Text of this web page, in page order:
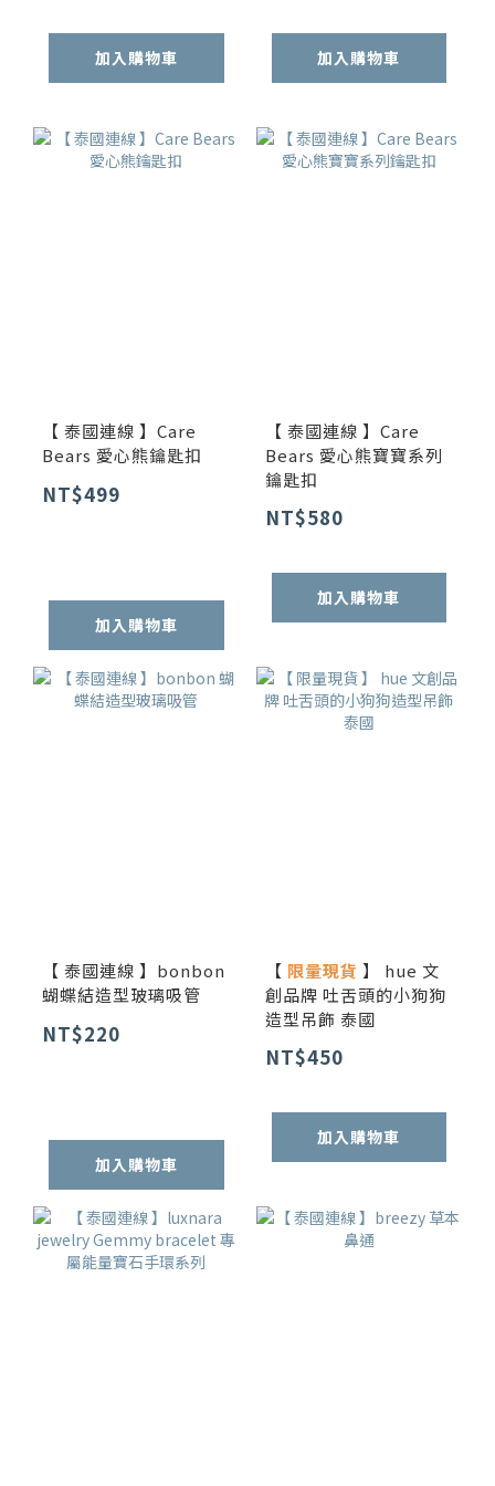
加入購物車 加入購物車
【 泰國連線 】Care
Bears 愛心熊鑰匙扣
NT$499
加入購物車
【 泰國連線 】Care
Bears 愛心熊寶寶系列
鑰匙扣
NT$580
加入購物車
【 泰國連線 】bonbon
蝴蝶結造型玻璃吸管
NT$220
加入購物車
【 限量現貨 】 hue 文
創品牌 吐舌頭的小狗狗
造型吊飾 泰國
NT$450
加入購物車